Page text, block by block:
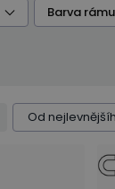
Barva rámu
Od